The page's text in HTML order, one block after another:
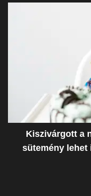
Kiszivárgott a
sütemény lehet